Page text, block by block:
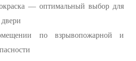
— оптимальный выбор для
по взрывопожарной и